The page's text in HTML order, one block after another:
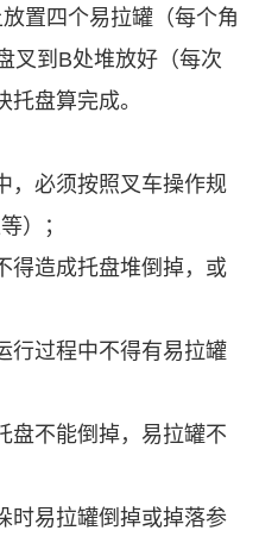
置四个易拉罐（每个角
叉到B处堆放好（每次
盘算完成。
，必须按照叉车操作规
）；
得造成托盘堆倒掉，或
行过程中不得有易拉罐
盘不能倒掉，易拉罐不
时易拉罐倒掉或掉落参